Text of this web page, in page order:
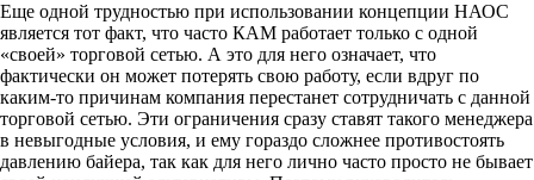
Еще одной трудностью при использовании концепции НАОС
является тот факт, что часто КАМ работает только с одной
«своей» торговой сетью. А это для него означает, что
фактически он может потерять свою работу, если вдруг по
каким-то причинам компания перестанет сотрудничать с данной
торговой сетью. Эти ограничения сразу ставят такого менеджера
в невыгодные условия, и ему гораздо сложнее противостоять
давлению байера, так как для него лично часто просто не бывает